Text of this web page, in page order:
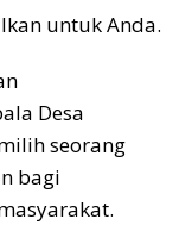
untuk Anda.
Desa
seorang
bagi